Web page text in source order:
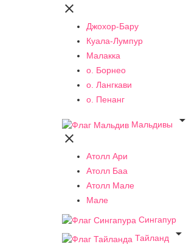

Джохор-Бару
Куала-Лумпур
Малакка
о. Борнео
о. Лангкави
о. Пенанг
Мальдивы


Атолл Ари
Атолл Баа
Атолл Мале
Мале
Сингапур
Тайланд
